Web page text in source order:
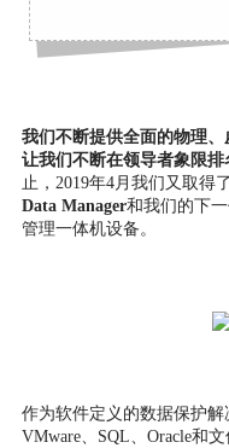
我们不断提供全面的物理
让我们不断在领导者象限排
止，2019年4月我们又取得
Data Manager和我们的下
管理一体机设备。
作为软件定义的数据保护解
VMware、SQL、Oracle和